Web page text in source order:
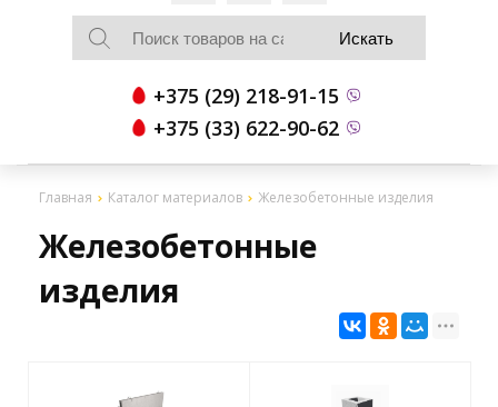
+375 (29) 218-91-15
+375 (33) 622-90-62
Главная Каталог материалов Железобетонные изделия
Железобетонные
изделия